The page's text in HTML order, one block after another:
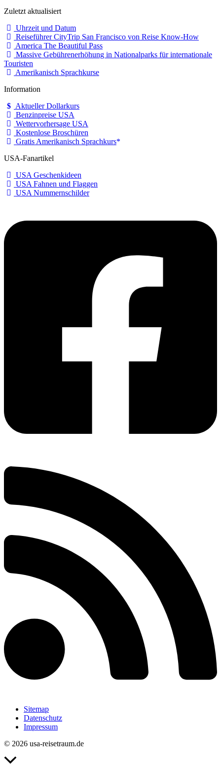
Zuletzt aktualisiert
Uhrzeit und Datum
Reiseführer CityTrip San Francisco von Reise Know-How
America The Beautiful Pass
Massive Gebührenerhöhung in Nationalparks für internationale
Touristen
Amerikanisch Sprachkurse
Information
Aktueller Dollarkurs
Benzinpreise USA
Wettervorhersage USA
Kostenlose Broschüren
Gratis Amerikanisch Sprachkurs
USA-Fanartikel
USA Geschenkideen
USA Fahnen und Flaggen
USA Nummernschilder
Sitemap
Datenschutz
Impressum
© 2026 usa-reisetraum.de